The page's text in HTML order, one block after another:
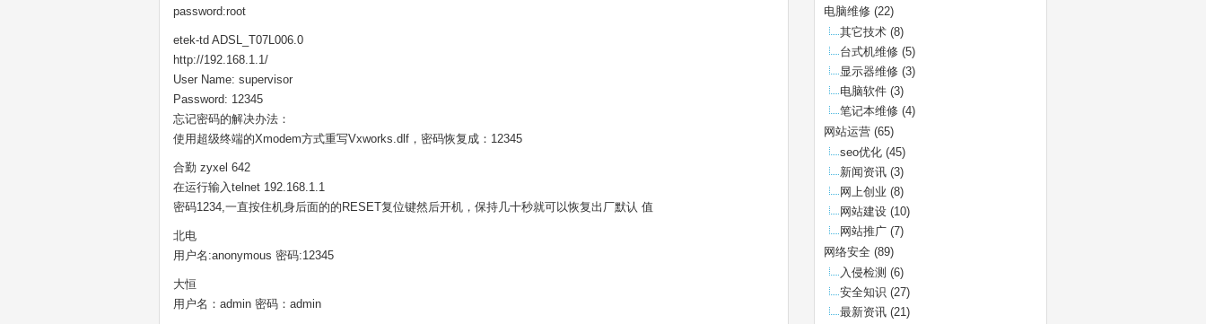
password:root
etek-td ADSL_T07L006.0
http://192.168.1.1/
User Name: supervisor
Password: 12345
忘记密码的解决办法：
使用超级终端的Xmodem方式重写Vxworks.dlf，密码恢复成：12345
合勤 zyxel 642
在运行输入telnet 192.168.1.1
密码1234,一直按住机身后面的的RESET复位键然后开机，保持几十秒就可以恢复出厂默认 值
北电
用户名:anonymous 密码:12345
大恒
用户名：admin 密码：admin
电脑维修 (22)
其它技术 (8)
台式机维修 (5)
显示器维修 (3)
电脑软件 (3)
笔记本维修 (4)
网站运营 (65)
seo优化 (45)
新闻资讯 (3)
网上创业 (8)
网站建设 (10)
网站推广 (7)
网络安全 (89)
入侵检测 (6)
安全知识 (27)
最新资讯 (21)